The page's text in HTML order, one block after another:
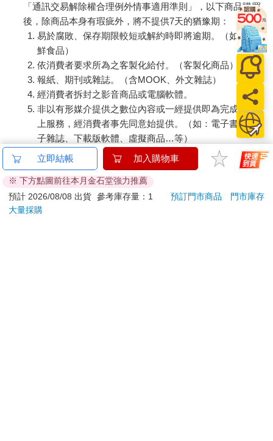
「通訊交易解除權合理例外情事適用準則」，以下商品購買
後，除商品本身有瑕疵外，將不提供7天的猶豫期：
易於腐敗、保存期限較短或解約時即將逾期。（如：生
鮮食品）
依消費者要求所為之客製化給付。（客製化商品）
報紙、期刊或雜誌。（含MOOK、外文雜誌）
經消費者拆封之影音商品或電腦軟體。
非以有形媒介提供之數位內容或一經提供即為完成之線
上服務，經消費者事先同意始提供。（如：電子書、電
子雜誌、下載版軟體、虛擬商品…等）
已拆封之個人衛生用品。（如：內衣褲、刮鬍刀、除毛
刀…等）
若非上列種類商品，均享有到貨7天的猶豫期（含例假
日）。
辦理退換貨時，商品（組合商品恕無法接受單獨退貨）必須
立即結帳 加入購物車
※ 下方點圖前往本月金石堂強力推薦
預計 2026/08/08 出貨 參考庫存量：1 預訂門市商品
門市庫存
大量採購